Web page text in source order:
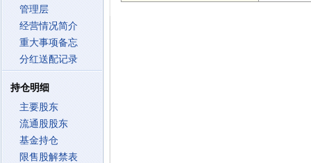
管理层
经营情况简介
重大事项备忘
分红送配记录
持仓明细
主要股东
流通股股东
基金持仓
限售股解禁表